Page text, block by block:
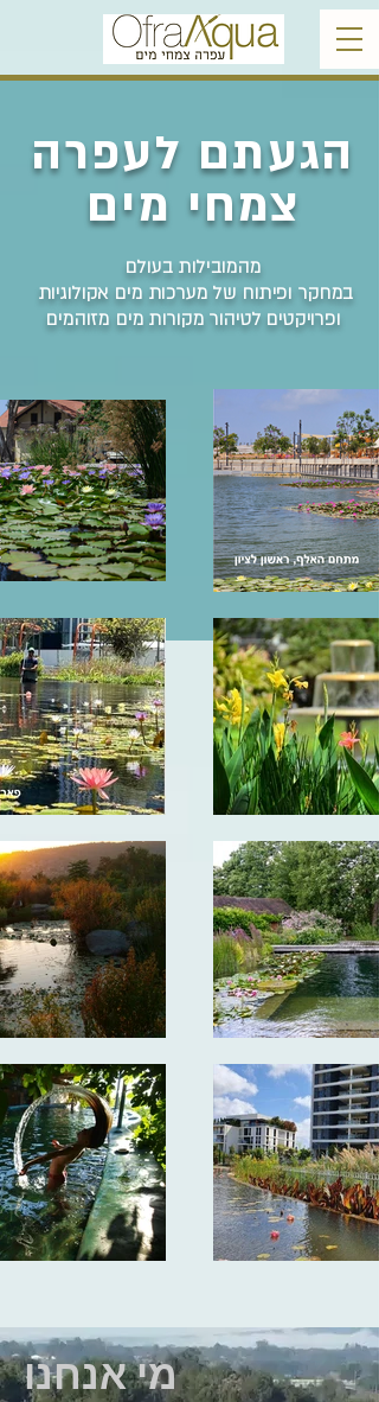
הגעתם לעפרה
צמחי מים
מהמובילות בעולם
במחקר ופיתוח של מערכות מים אקולוגיות
ופרויקטים לטיהור מקורות מים מזוהמים
מי אנחנו